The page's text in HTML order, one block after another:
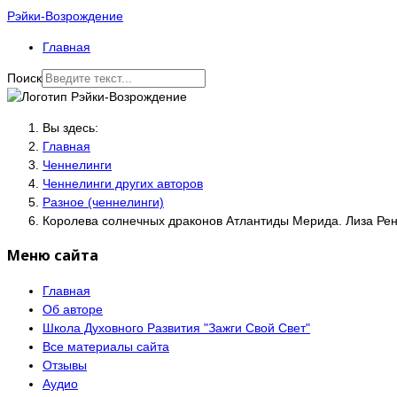
Рэйки-Возрождение
Главная
Поиск
Вы здесь:
Главная
Ченнелинги
Ченнелинги других авторов
Разное (ченнелинги)
Королева солнечных драконов Атлантиды Мерида. Лиза
Меню сайта
Главная
Об авторе
Школа Духовного Развития "Зажги Свой Свет"
Все материалы сайта
Отзывы
Аудио